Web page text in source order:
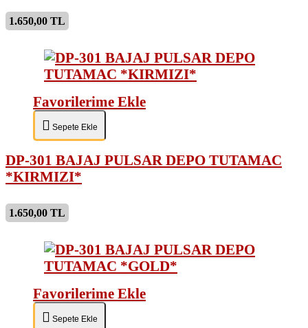
1.650,00 TL
Favorilerime Ekle
Sepete Ekle
DP-301 BAJAJ PULSAR DEPO TUTAMAC
*KIRMIZI*
1.650,00 TL
Favorilerime Ekle
Sepete Ekle